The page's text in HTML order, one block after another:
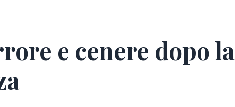
e cenere dopo la